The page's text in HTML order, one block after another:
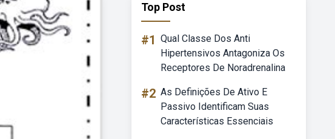
Top Post
#1 Qual Classe Dos Anti
Hipertensivos Antagoniza Os
Receptores De Noradrenalina
#2 As Definições De Ativo E
Passivo Identificam Suas
Características Essenciais